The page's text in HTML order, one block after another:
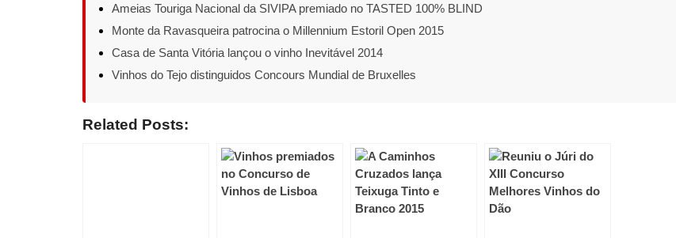
Ameias Touriga Nacional da SIVIPA premiado no TASTED 100% BLIND
Monte da Ravasqueira patrocina o Millennium Estoril Open 2015
Casa de Santa Vitória lançou o vinho Inevitável 2014
Vinhos do Tejo distinguidos Concours Mundial de Bruxelles
Related Posts: